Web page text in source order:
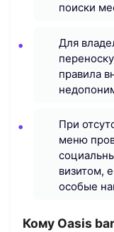
поиски
Для
правила
При
меню
визитом,
особые
Кому Oasis